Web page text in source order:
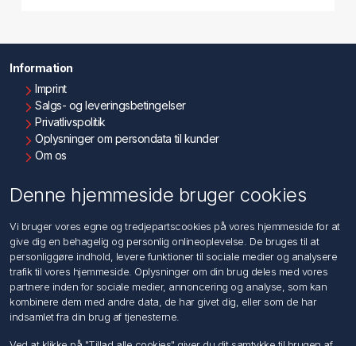
Information
Imprint
Salgs- og leveringsbetingelser
Privatlivspolitik
Oplysninger om persondata til kunder
Om os
Søg
Min konto
Min konto
Ordrer
Adresser
Denne hjemmeside bruger cookies
Vi bruger vores egne og tredjepartscookies på vores hjemmeside for at
give dig en behagelig og personlig onlineoplevelse. De bruges til at
personliggøre indhold, levere funktioner til sociale medier og analysere
trafik til vores hjemmeside. Oplysninger om din brug deles med vores
partnere inden for sociale medier, annoncering og analyse, som kan
kombinere dem med andre data, de har givet dig, eller som de har
indsamlet fra din brug af tjenesterne.